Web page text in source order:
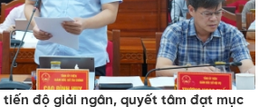
tiến độ giải ngân, quyết tâm đạt mục